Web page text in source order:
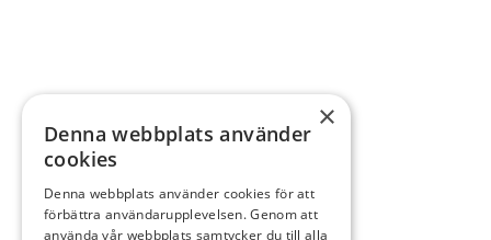
×
Denna webbplats använder
cookies
Denna webbplats använder cookies för att
förbättra användarupplevelsen. Genom att
använda vår webbplats samtycker du till alla